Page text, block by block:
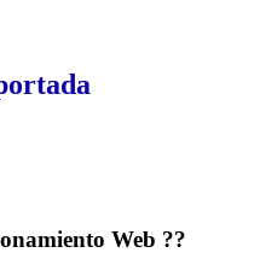
Web ??